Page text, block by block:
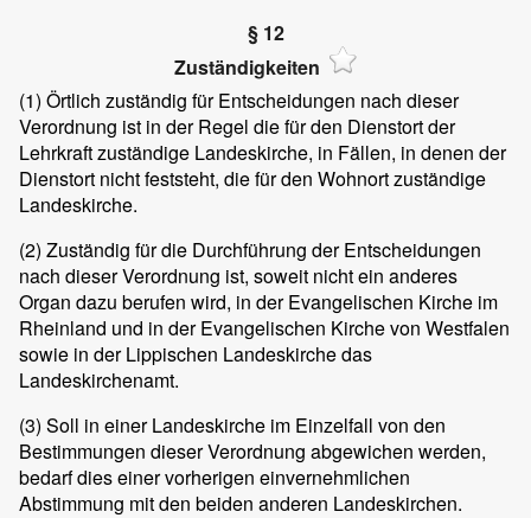
§ 12
Zuständigkeiten
(1) Örtlich zuständig für Entscheidungen nach dieser
Verordnung ist in der Regel die für den Dienstort der
Lehrkraft zuständige Landeskirche, in Fällen, in denen der
Dienstort nicht feststeht, die für den Wohnort zuständige
Landeskirche.
(2) Zuständig für die Durchführung der Entscheidungen
nach dieser Verordnung ist, soweit nicht ein anderes
Organ dazu berufen wird, in der Evangelischen Kirche im
Rheinland und in der Evangelischen Kirche von Westfalen
sowie in der Lippischen Landeskirche das
Landeskirchenamt.
(3) Soll in einer Landeskirche im Einzelfall von den
Bestimmungen dieser Verordnung abgewichen werden,
bedarf dies einer vorherigen einvernehmlichen
Abstimmung mit den beiden anderen Landeskirchen.